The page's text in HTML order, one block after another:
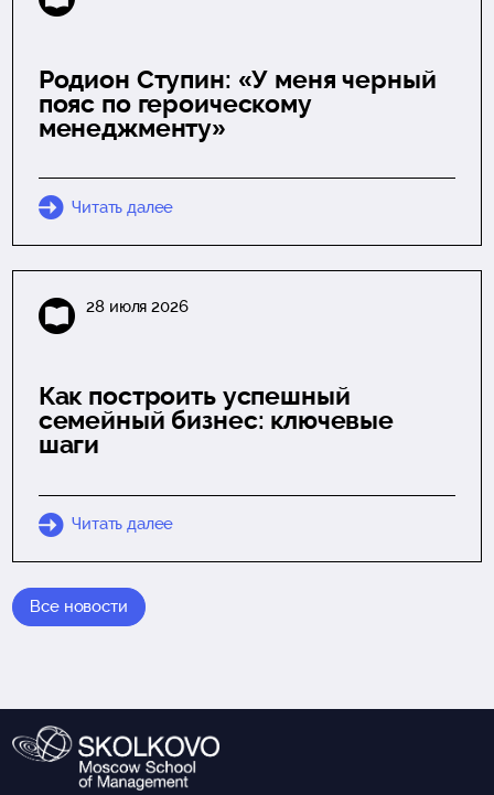
Родион Ступин: «У меня черный
пояс по героическому
менеджменту»
Читать далее
28 июля 2026
Как построить успешный
семейный бизнес: ключевые
шаги
Читать далее
Все новости